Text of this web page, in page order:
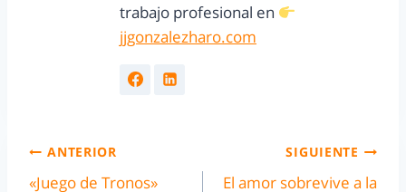
trabajo profesional en
jjgonzalezharo.com
ANTERIOR
«Juego de Tronos»
SIGUIENTE
El amor sobrevive a la